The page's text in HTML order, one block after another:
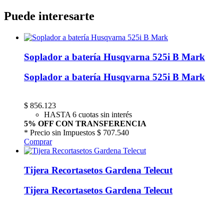
Puede interesarte
Soplador a batería Husqvarna 525i B Mark
Soplador a batería Husqvarna 525i B Mark
$ 856.123
HASTA 6 cuotas sin interés
5% OFF CON TRANSFERENCIA
* Precio sin Impuestos $ 707.540
Comprar
Tijera Recortasetos Gardena Telecut
Tijera Recortasetos Gardena Telecut